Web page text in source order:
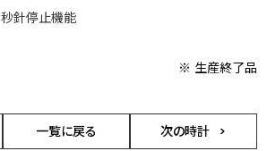
秒針停止機能
※ 生産終了品
一覧に戻る 次の時計